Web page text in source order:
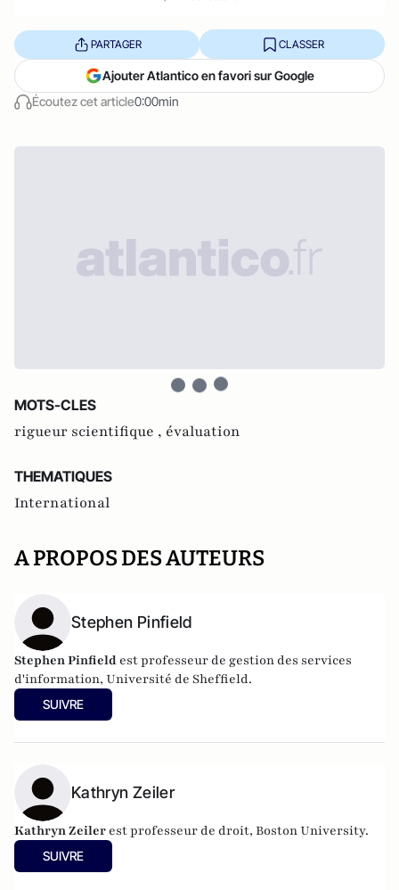
Écoutez cet article0:00min
PARTAGER CLASSER
Ajouter Atlantico en favori sur Google
MOTS-CLES
rigueur scientifique , évaluation
THEMATIQUES
International
A PROPOS DES AUTEURS
Stephen Pinfield
Stephen Pinfield est professeur de gestion des services
d'information, Université de Sheffield.
SUIVRE
Kathryn Zeiler
Kathryn Zeiler est professeur de droit, Boston University.
SUIVRE